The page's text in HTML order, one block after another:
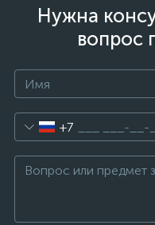
Нужна
вопрос
+7